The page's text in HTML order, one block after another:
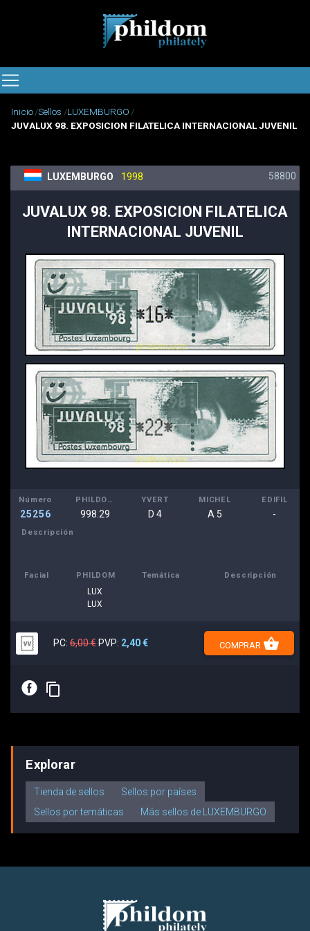
Inicio Sellos LUXEMBURGO
JUVALUX 98. EXPOSICION FILATELICA INTERNACIONAL JUVENIL
LUXEMBURGO 1998 58800
JUVALUX 98. EXPOSICION FILATELICA
INTERNACIONAL JUVENIL
Número
25256
PHILDOM
998.29
YVERT
D 4
MICHEL
A 5
EDIFIL
-
Descripción
Facial PHILDOM Temática Descripción
LUX
LUX
PC: 6,00 € PVP: 2,40 € COMPRAR shopping_basket
E content_copy
Explorar
Tienda de sellos
Sellos por países
Sellos por temáticas
Más sellos de LUXEMBURGO